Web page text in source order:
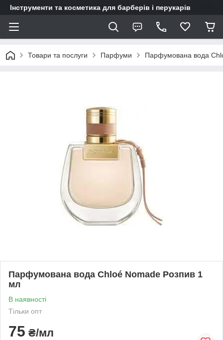
Інструменти та косметика для барберів і перукарів
Товари та послуги Парфуми Парфумована вода
Парфумована вода Chloé Nomade Розпив 1
мл
В наявності
Тільки опт
75 ₴/мл